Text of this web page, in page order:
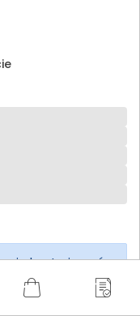
konto i oceń